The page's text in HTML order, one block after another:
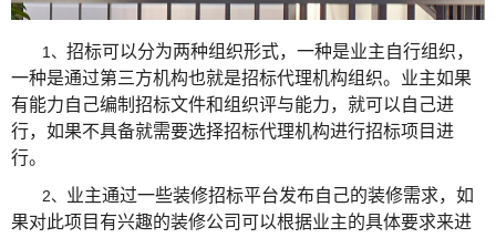
1、 招标可以分为两种组织形式，一种是业主自行组织，
一种是通过第三方机构也就是招标代理机构组织。业主如果
有能力自己编制招标文件和组织评与能力，就可以自己进
行，如果不具备就需要选择招标代理机构进行招标项目进
行。
2、 业主通过一些装修招标平台发布自己的装修需求，如
果对此项目有兴趣的装修公司可以根据业主的具体要求来进